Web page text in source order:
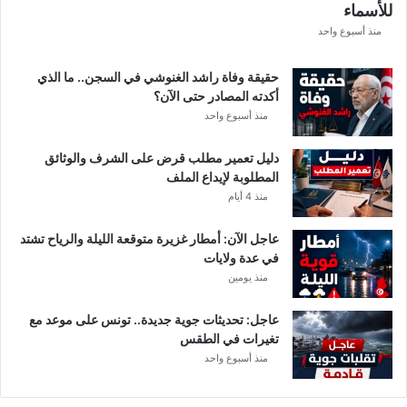
للأسماء
منذ أسبوع واحد
حقيقة وفاة راشد الغنوشي في السجن.. ما الذي
أكدته المصادر حتى الآن؟
منذ أسبوع واحد
دليل تعمير مطلب قرض على الشرف والوثائق
المطلوبة لإيداع الملف
منذ 4 أيام
عاجل الآن: أمطار غزيرة متوقعة الليلة والرياح تشتد
في عدة ولايات
منذ يومين
عاجل: تحديثات جوية جديدة.. تونس على موعد مع
تغيرات في الطقس
منذ أسبوع واحد